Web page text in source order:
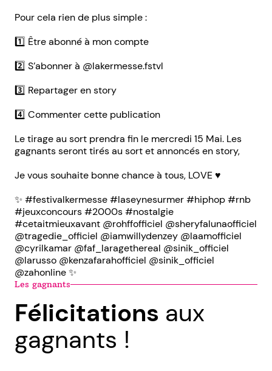
Pour cela rien de plus simple :
1️⃣ Être abonné à mon compte
2️⃣ S’abonner à @lakermesse.fstvl
3️⃣ Repartager en story
4️⃣ Commenter cette publication
Le tirage au sort prendra fin le mercredi 15 Mai. Les
gagnants seront tirés au sort et annoncés en story,
Je vous souhaite bonne chance à tous, LOVE ♥️
✨ #festivalkermesse #laseynesurmer #hiphop #rnb
#jeuxconcours #2000s #nostalgie
#cetaitmieuxavant @rohffofficiel @sheryfalunaofficiel
@tragedie_officiel @iamwillydenzey @laamofficiel
@cyrilkamar @faf_laragethereal @sinik_officiel
@larusso @kenzafarahofficiel @sinik_officiel
@zahonline ✨
Les gagnants
Félicitations aux
gagnants !